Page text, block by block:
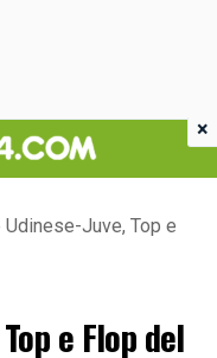
Udinese-Juve, Top e
e Flop del
×